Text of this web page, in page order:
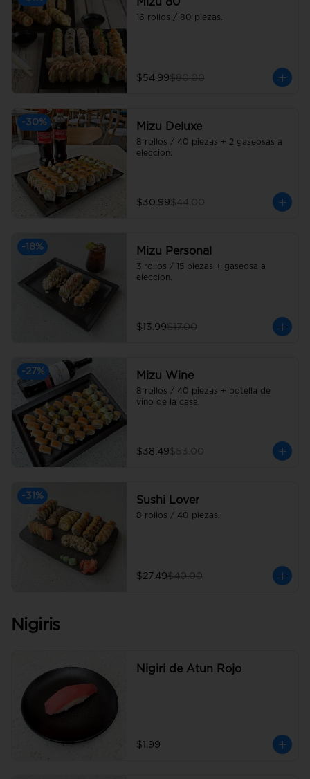
16 rollos / 80 piezas.
$54.99$80.00
-30% Mizu Deluxe
8 rollos / 40 piezas + 2 gaseosas a
eleccion.
$30.99$44.00
-18% Mizu Personal
3 rollos / 15 piezas + gaseosa a
eleccion.
$13.99$17.00
-27% Mizu Wine
8 rollos / 40 piezas + botella de
vino de la casa.
$38.49$53.00
-31 % Sushi Lover
8 rollos / 40 piezas.
$27.49$40.00
Nigiris
Nigiri de Atun Rojo
$1.99